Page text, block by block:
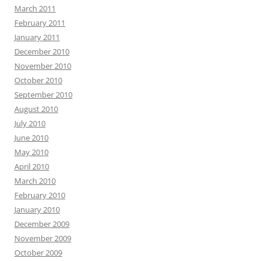
March 2011
February 2011
January 2011
December 2010
November 2010
October 2010
September 2010
August 2010
July 2010
June 2010
May 2010
April 2010
March 2010
February 2010
January 2010
December 2009
November 2009
October 2009